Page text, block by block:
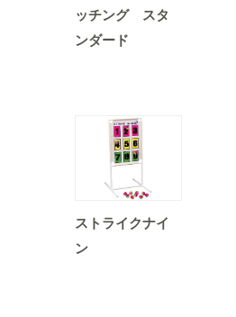
ッチング スタ
ンダード
ストライクナイ
ン